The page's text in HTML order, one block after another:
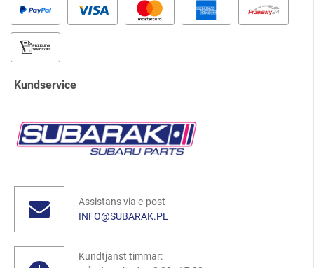
Kundservice
Assistans via e-post
INFO@SUBARAK.PL
Kundtjänst timmar: